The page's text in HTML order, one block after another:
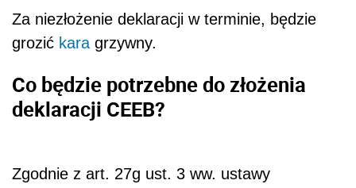
Za niezłożenie deklaracji w terminie, będzie
grozić kara grzywny.
Co będzie potrzebne do złożenia
deklaracji CEEB?
Zgodnie z art. 27g ust. 3 ww. ustawy